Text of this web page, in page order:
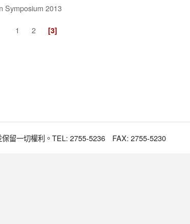
Symposium 2013
1 2 [3]
留一切權利。TEL: 2755-5236 FAX: 2755-5230